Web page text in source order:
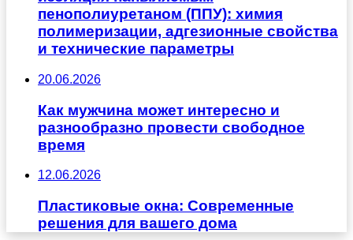
пенополиуретаном (ППУ): химия
полимеризации, адгезионные свойства
и технические параметры
20.06.2026
Как мужчина может интересно и
разнообразно провести свободное
время
12.06.2026
Пластиковые окна: Современные
решения для вашего дома